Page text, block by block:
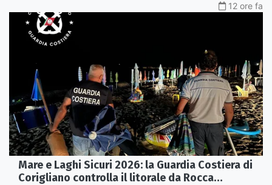
12 ore fa
Mare e Laghi Sicuri 2026: la Guardia Costiera di
Corigliano controlla il litorale da Rocca